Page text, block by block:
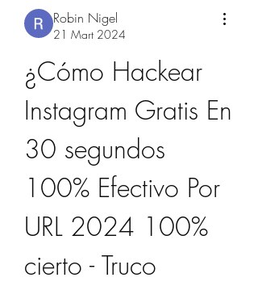
Robin Nigel
21 Mart 2024
¿Cómo Hackear
Instagram Gratis En
30 segundos
100% Efectivo Por
URL 2024 100%
cierto - Truco